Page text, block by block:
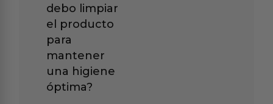
debo limpiar
el producto
para
mantener
una higiene
óptima?